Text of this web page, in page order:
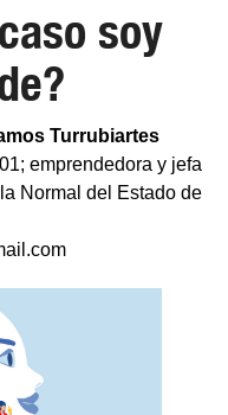
soy
Turrubiartes
emprendedora y jefa
Normal del Estado de